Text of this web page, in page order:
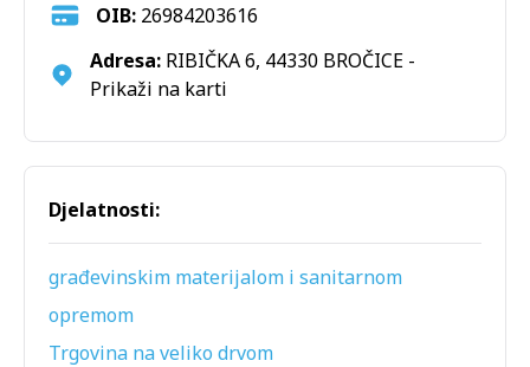
OIB: 26984203616
Adresa:RIBIČKA 6, 44330 BROČICE -
Prikaži na karti
Djelatnosti:
građevinskim materijalom i sanitarnom
opremom
Trgovina na veliko drvom